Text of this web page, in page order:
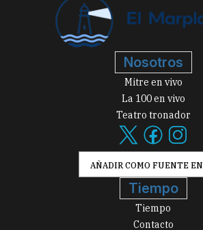
Nosotros
Mitre en vivo
La 100 en vivo
Teatro tronador
AÑADIR COMO FUENTE EN
Tiempo
Tiempo
Contacto